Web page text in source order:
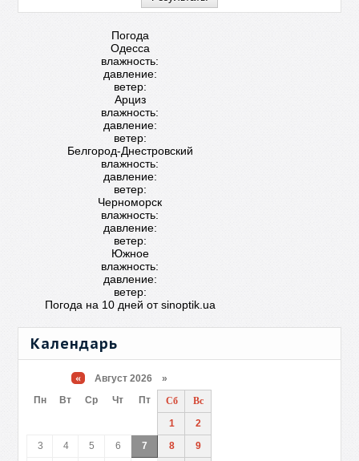
Погода
Одесса
влажность:
давление:
ветер:
Арциз
влажность:
давление:
ветер:
Белгород-Днестровский
влажность:
давление:
ветер:
Черноморск
влажность:
давление:
ветер:
Южное
влажность:
давление:
ветер:
Погода на 10 дней отsinoptik.ua
Календарь
« Август 2026 »
Пн
Вт Ср Чт Пт Сб
Вс
1
2
3
4 5 6 7 8
9